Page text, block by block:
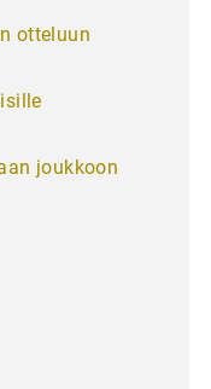
otteluun
joukkoon